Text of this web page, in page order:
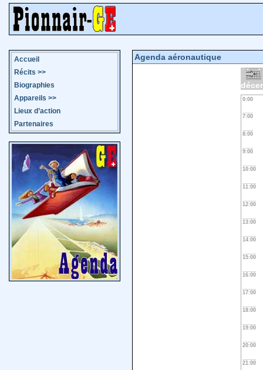
Accueil
Récits >>
Biographies
Appareils >>
Lieux d’action
Partenaires
Agenda aéronautique
0:00
7:00
8:00
9:00
10:00
11:00
12:00
13:00
14:00
15:00
16:00
17:00
18:00
19:00
20:00
21:00